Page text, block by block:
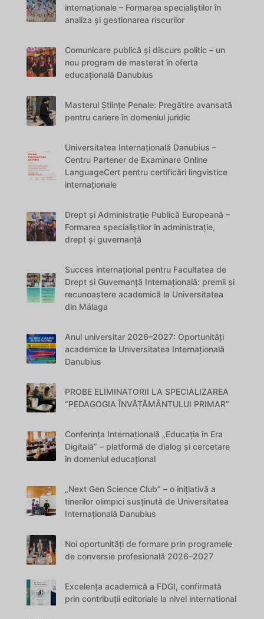
internaționale – Formarea specialiștilor în
analiza și gestionarea riscurilor
Comunicare publică și discurs politic – un
nou program de masterat în oferta
educațională Danubius
Masterul Științe Penale: Pregătire avansată
pentru cariere în domeniul juridic
Universitatea Internațională Danubius –
Centru Partener de Examinare Online
LanguageCert pentru certificări lingvistice
internaționale
Drept și Administrație Publică Europeană –
Formarea specialiștilor în administrație,
drept și guvernanță
Succes internațional pentru Facultatea de
Drept și Guvernanță Internațională: premii și
recunoaștere academică la Universitatea
din Málaga
Anul universitar 2026–2027: Oportunități
academice la Universitatea Internațională
Danubius
PROBE ELIMINATORII LA SPECIALIZAREA
“PEDAGOGIA ÎNVĂȚĂMÂNTULUI PRIMAR”
Conferința Internațională „Educația în Era
Digitală” – platformă de dialog și cercetare
în domeniul educațional
„Next Gen Science Club” – o inițiativă a
tinerilor olimpici susținută de Universitatea
Internațională Danubius
Noi oportunități de formare prin programele
de conversie profesională 2026–2027
Excelența academică a FDGI, confirmată
prin contribuții editoriale la nivel international